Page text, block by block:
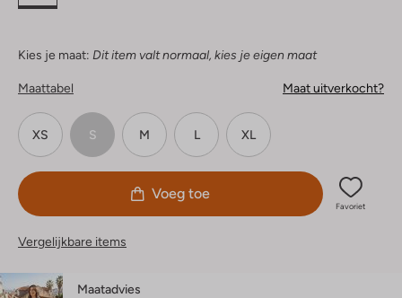
Kies je maat: Dit item valt normaal, kies je eigen maat
Maattabel Maat uitverkocht?
XS S M L XL
Voeg toe
Favoriet
Vergelijkbare items
Maatadvies